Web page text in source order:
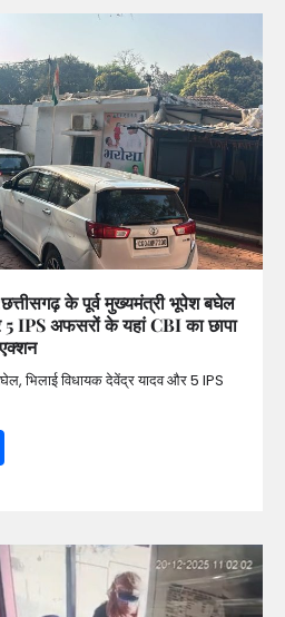
के पूर्व मुख्यमंत्री भूपेश बघेल
IPS अफसरों के यहां CBI का छापा
भिलाई विधायक देवेंद्र यादव और 5 IPS